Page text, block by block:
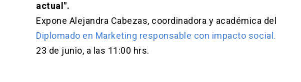
actual".
Expone Alejandra Cabezas, coordinadora y académica del
Diplomado en Marketing responsable con impacto social.
23 de junio, a las 11:00 hrs.